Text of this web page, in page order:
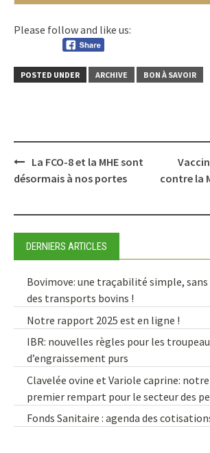
Please follow and like us:
POSTED UNDER ARCHIVE BON À SAVOIR
Post
navigation
La FCO-8 et la MHE sont
désormais à nos portes
contre la
DERNIERS ARTICLES
Bovimove: une traçabilité simple,
des transports bovins !
Notre rapport 2025 est en ligne !
IBR: nouvelles règles pour les
d’engraissement purs
Clavelée ovine et Variole caprine:
premier rempart pour le secteur des
Fonds Sanitaire : agenda des